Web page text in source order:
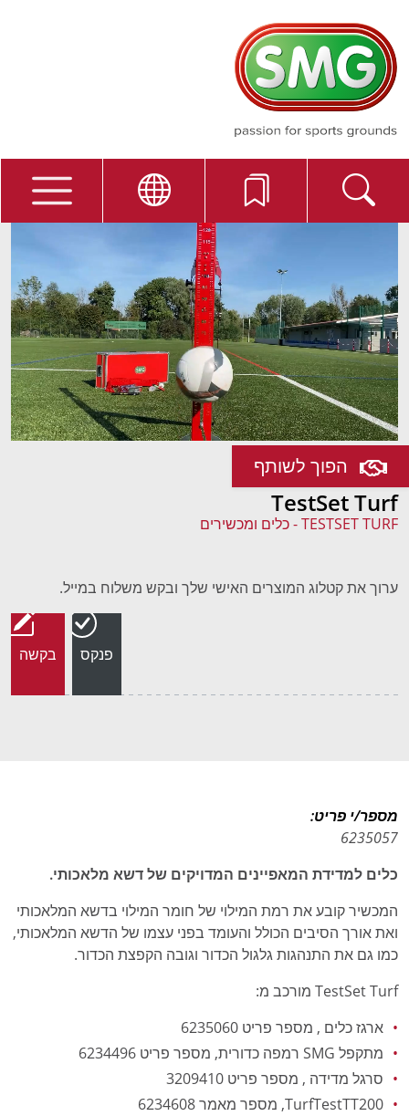
הפוך לשותף
TestSet Turf
TESTSET TURF - כלים ומכשירים
ערוך את קטלוג המוצרים האישי שלך ובקש משלוח במייל.
פנקס בקשה
מספר/י פריט:
6235057
כלים למדידת המאפיינים המדויקים של דשא מלאכותי.
המכשיר קובע את רמת המילוי של חומר המילוי בדשא המלאכותי
ואת אורך הסיבים הכולל והעומד בפני עצמו של הדשא המלאכותי,
כמו גם את התנהגות גלגול הכדור וגובה הקפצת הכדור.
TestSet Turf מורכב מ:
ארגז כלים , מספר פריט 6235060
מתקפל SMG רמפה כדורית, מספר פריט 6234496
סרגל מדידה , מספר פריט 3209410
TurfTestTT200, מספר מאמר 6234608